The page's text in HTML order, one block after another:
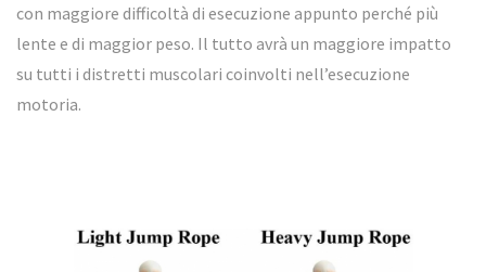
con maggiore difficoltà di esecuzione appunto perché più
lente e di maggior peso. Il tutto avrà un maggiore impatto
su tutti i distretti muscolari coinvolti nell’esecuzione
motoria.